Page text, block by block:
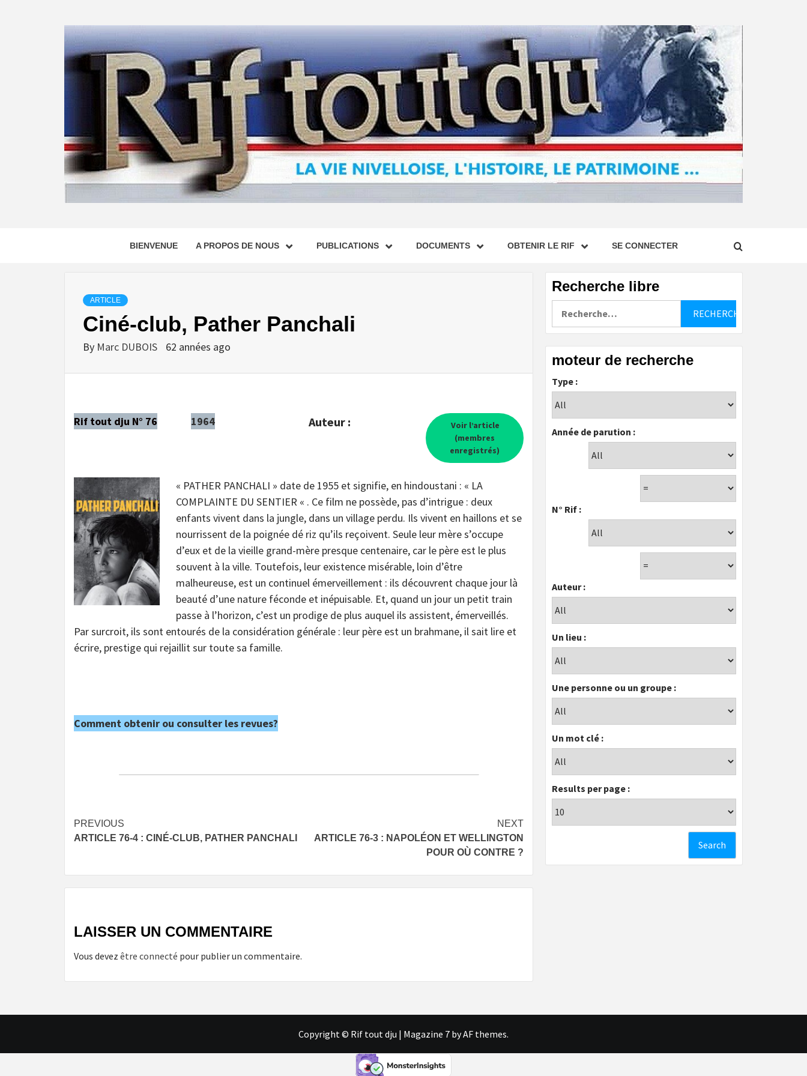
BIENVENUE A PROPOS DE NOUS PUBLICATIONS DOCUMENTS OBTENIR LE RIF SE CONNECTER
ARTICLE
Ciné-club, Pather Panchali
By Marc DUBOIS 62 années ago
Rif tout dju N° 76 1964 Auteur :
Voir l’article
(membres
enregistrés)
« PATHER PANCHALI » date de 1955 et signifie, en hindoustani : « LA
COMPLAINTE DU SENTIER « . Ce film ne possède, pas d’intrigue : deux
enfants vivent dans la jungle, dans un village perdu. Ils vivent en haillons et se
nourrissent de la poignée dé riz qu’ils reçoivent. Seule leur mère s’occupe
d’eux et de la vieille grand-mère presque centenaire, car le père est le plus
souvent à la ville. Toutefois, leur existence misérable, loin d’être
malheureuse, est un continuel émerveillement : ils découvrent chaque jour là
beauté d’une nature féconde et inépuisable. Et, quand un jour un petit train
passe à l’horizon, c’est un prodige de plus auquel ils assistent, émerveillés.
Par surcroit, ils sont entourés de la considération générale : leur père est un brahmane, il sait lire et
écrire, prestige qui rejaillit sur toute sa famille.
Comment obtenir ou consulter les revues?
Post
navigation
PREVIOUS
ARTICLE 76-4 : CINÉ-CLUB, PATHER PANCHALI
NEXT
ARTICLE 76-3 : NAPOLÉON ET WELLINGTON
POUR OÙ CONTRE ?
LAISSER UN COMMENTAIRE
Vous devez être connecté pour publier un commentaire.
Recherche libre
moteur de recherche
Type :
Année de parution :
N° Rif :
Auteur :
Un lieu :
Une personne ou un groupe :
Un mot clé :
Results per page :
Copyright © Rif tout dju | Magazine 7 by AF themes.